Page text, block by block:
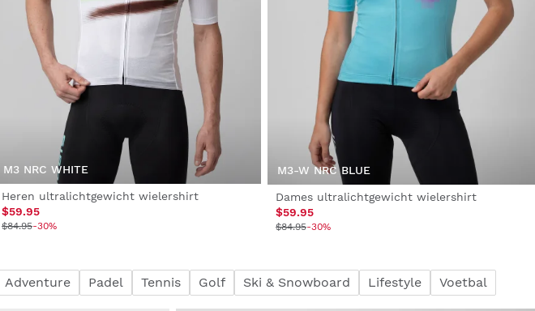
M3 NRC WHITE
Heren ultralichtgewicht wielershirt
$59.95
$84.95-30%
M3-W NRC BLUE
Dames ultralichtgewicht wielershirt
$59.95
$84.95-30%
Adventure Padel Tennis Golf Ski & Snowboard Lifestyle Voetbal